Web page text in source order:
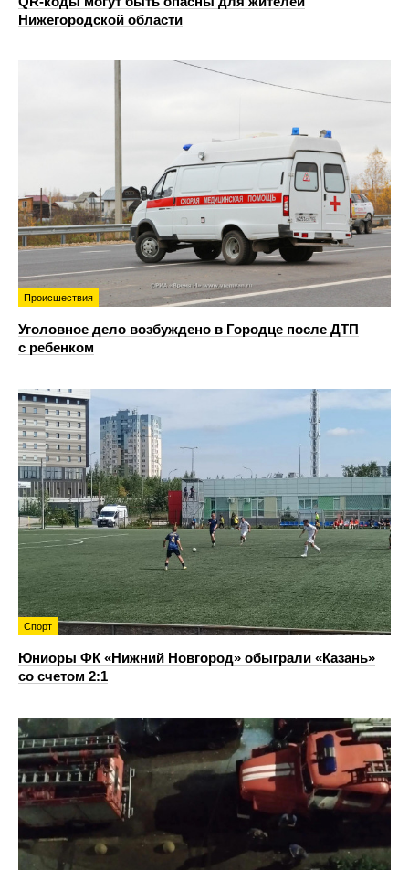
Нижегородской области
Происшествия
Уголовное дело возбуждено в Городце после ДТП
с ребенком
Спорт
Юниоры ФК «Нижний Новгород» обыграли «Казань»
со счетом 2:1